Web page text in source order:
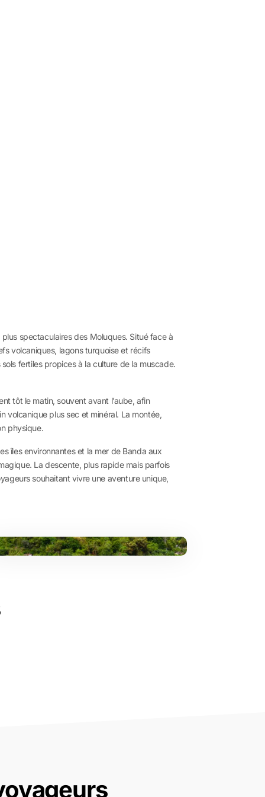
spectaculaires des Moluques. Situé face à
volcaniques, lagons turquoise et récifs
fertiles propices à la culture de la muscade.
tôt le matin, souvent avant l’aube, afin
volcanique plus sec et minéral. La montée,
physique.
îles environnantes et la mer de Banda aux
La descente, plus rapide mais parfois
souhaitant vivre une aventure unique,